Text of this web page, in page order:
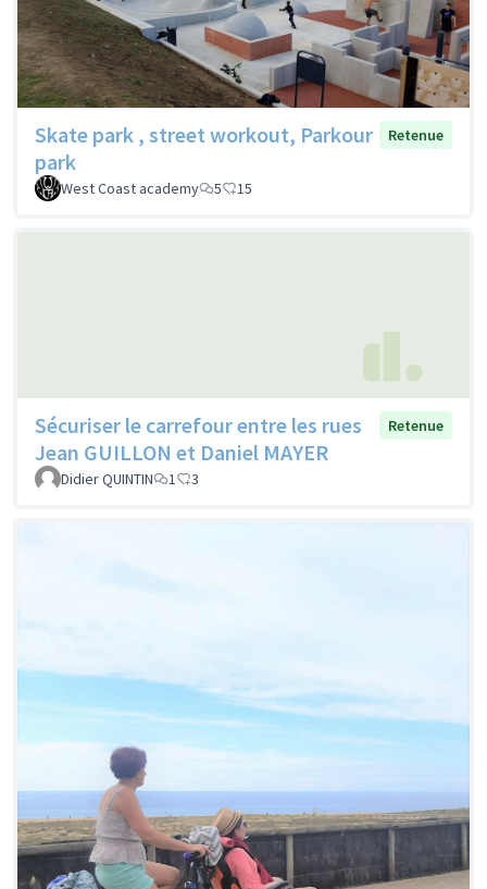
Skate park , street workout, Parkour
park
Retenue
West Coast academy 5 15
Sécuriser le carrefour entre les rues
Jean GUILLON et Daniel MAYER
Retenue
Didier QUINTIN 1 3